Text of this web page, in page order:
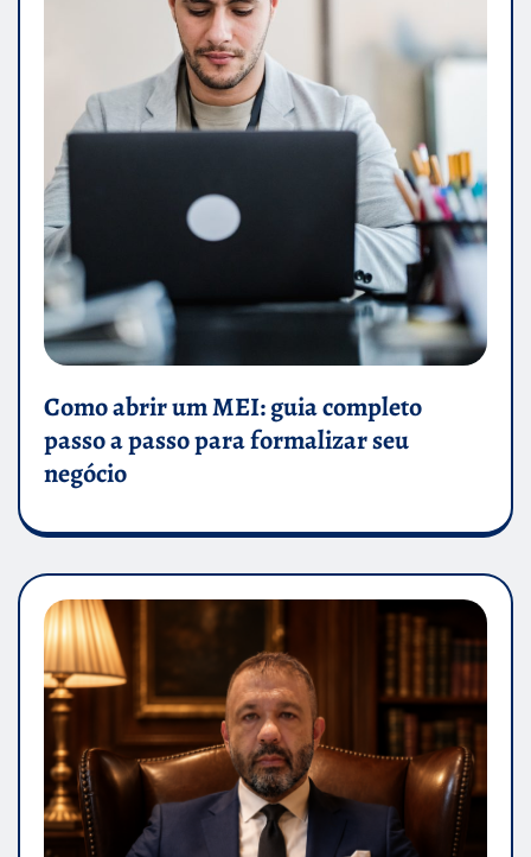
Como abrir um MEI: guia completo
passo a passo para formalizar seu
negócio